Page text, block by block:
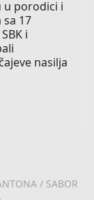
u porodici i
17
i
nasilja
važna zakonska
na tematskoj
/ SABOR